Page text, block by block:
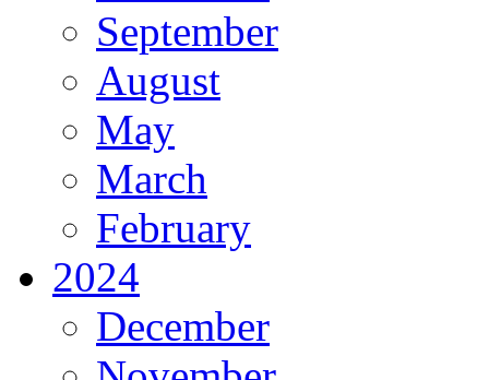
September
August
May
March
February
2024
December